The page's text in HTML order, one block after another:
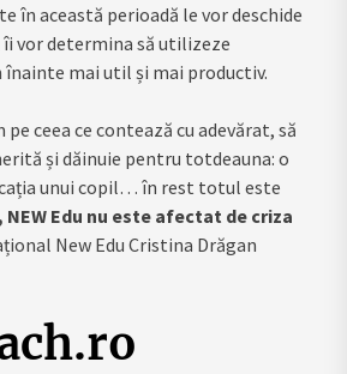
în această perioadă le vor deschide
vor determina să utilizeze
mai util și mai productiv.
ceea ce contează cu adevărat, să
și dăinuie pentru totdeauna: o
unui copil… în rest totul este
NEW Edu nu este afectat de criza
New Edu Cristina Drăgan